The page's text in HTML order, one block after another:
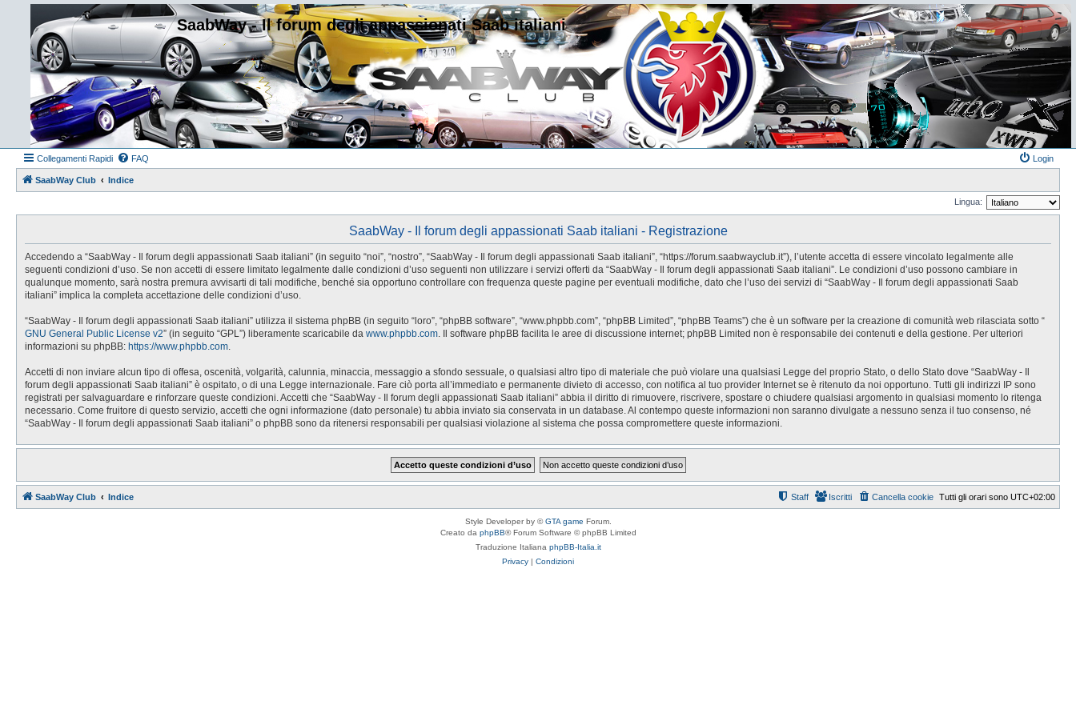
SaabWay - Il forum degli appassionati Saab italiani
Collegamenti Rapidi FAQ Login
SaabWay Club Indice
Lingua:
SaabWay - Il forum degli appassionati Saab italiani - Registrazione
Accedendo a “SaabWay - Il forum degli appassionati Saab italiani” (in seguito “noi”, “nostro”, “SaabWay - Il forum degli appassionati Saab italiani”, “https://forum.saabwayclub.it”), l’utente accetta di essere vincolato legalmente alle
seguenti condizioni d’uso. Se non accetti di essere limitato legalmente dalle condizioni d’uso seguenti non utilizzare i servizi offerti da “SaabWay - Il forum degli appassionati Saab italiani”. Le condizioni d’uso possono cambiare in
qualunque momento, sarà nostra premura avvisarti di tali modifiche, benché sia opportuno controllare con frequenza queste pagine per eventuali modifiche, dato che l’uso dei servizi di “SaabWay - Il forum degli appassionati Saab
italiani” implica la completa accettazione delle condizioni d’uso.
“SaabWay - Il forum degli appassionati Saab italiani” utilizza il sistema phpBB (in seguito “loro”, “phpBB software”, “www.phpbb.com”, “phpBB Limited”, “phpBB Teams”) che è un software per la creazione di comunità web rilasciata sotto “
GNU General Public License v2” (in seguito “GPL”) liberamente scaricabile da www.phpbb.com . Il software phpBB facilita le aree di discussione internet; phpBB Limited non è responsabile dei contenuti e della gestione. Per ulteriori
informazioni su phpBB: https://www.phpbb.com
Accetti di non inviare alcun tipo di offesa, oscenità, volgarità, calunnia, minaccia, messaggio a sfondo sessuale, o qualsiasi altro tipo di materiale che può violare una qualsiasi Legge del proprio Stato, o dello Stato dove “SaabWay - Il
forum degli appassionati Saab italiani” è ospitato, o di una Legge internazionale. Fare ciò porta all’immediato e permanente divieto di accesso, con notifica al tuo provider Internet se è ritenuto da noi opportuno. Tutti gli indirizzi IP sono
registrati per salvaguardare e rinforzare queste condizioni. Accetti che “SaabWay - Il forum degli appassionati Saab italiani” abbia il diritto di rimuovere, riscrivere, spostare o chiudere qualsiasi argomento in qualsiasi momento lo ritenga
necessario. Come fruitore di questo servizio, accetti che ogni informazione (dato personale) tu abbia inviato sia conservata in un database. Al contempo queste informazioni non saranno divulgate a nessuno senza il tuo consenso, né
“SaabWay - Il forum degli appassionati Saab italiani” o phpBB sono da ritenersi responsabili per qualsiasi violazione al sistema che possa compromettere queste informazioni.
SaabWay Club Indice Tutti gli orari sono UTC+02:00
Cancella cookie
Iscritti
Staff
Style Developer by ©GTA game Forum.
Creato da phpBB® Forum Software © phpBB Limited
Traduzione Italiana phpBB-Italia.it
Privacy | Condizioni